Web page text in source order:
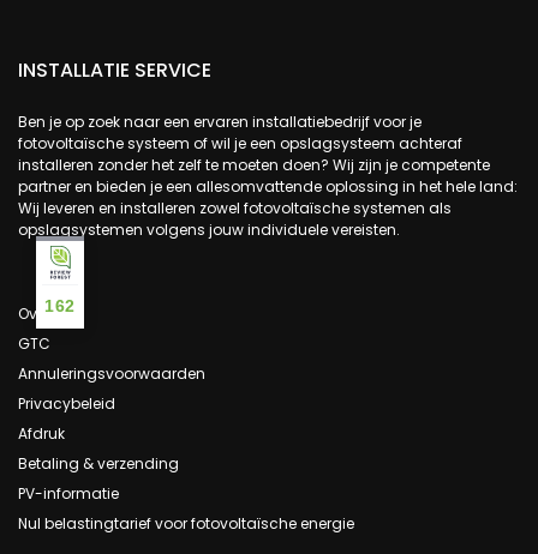
INSTALLATIE SERVICE
Ben je op zoek naar een ervaren installatiebedrijf voor je
fotovoltaïsche systeem of wil je een opslagsysteem achteraf
installeren zonder het zelf te moeten doen? Wij zijn je competente
partner en bieden je een allesomvattende oplossing in het hele land:
Wij leveren en installeren zowel fotovoltaïsche systemen als
opslagsystemen volgens jouw individuele vereisten.
Over ons
GTC
Annuleringsvoorwaarden
Privacybeleid
Afdruk
Betaling & verzending
PV-informatie
Nul belastingtarief voor fotovoltaïsche energie
162